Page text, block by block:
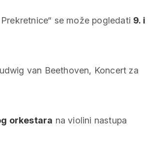
se može pogledati 9. i
van Beethoven, Koncert za
orkestara na violini nastupa